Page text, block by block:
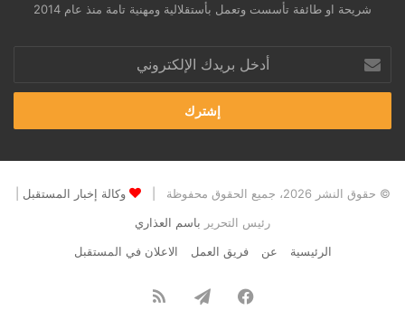
شريحة او طائفة تأسست وتعمل بأستقلالية ومهنية تامة منذ عام 2014
بريدك
الإلكتروني
© حقوق النشر 2026، جميع الحقوق محفوظة | وكالة إخبار المستقبل
رئيس التحرير باسم العذاري
الرئيسية
عن فريق العمل الاعلان في المستقبل
فيسبوك تيلقرام